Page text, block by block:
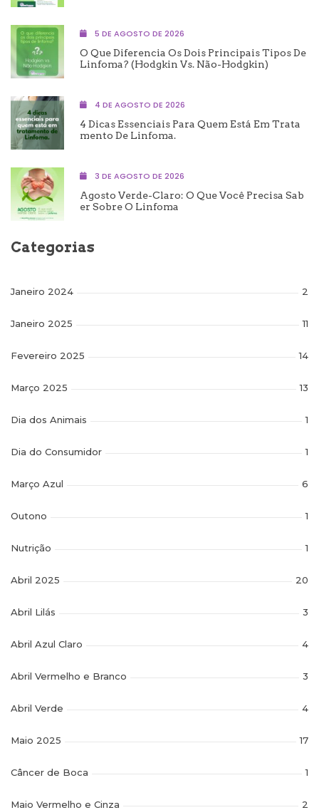
5 DE AGOSTO DE 2026
O Que Diferencia Os Dois Principais Tipos De
Linfoma? (Hodgkin Vs. Não-Hodgkin)
4 DE AGOSTO DE 2026
4 Dicas Essenciais Para Quem Está Em Trata
Mento De Linfoma.
3 DE AGOSTO DE 2026
Agosto Verde-Claro: O Que Você Precisa Sab
Er Sobre O Linfoma
Categorias
Janeiro 2024 2
Janeiro 2025 11
Fevereiro 2025 14
Março 2025 13
Dia dos Animais 1
Dia do Consumidor 1
Março Azul 6
Outono 1
Nutrição 1
Abril 2025 20
Abril Lilás 3
Abril Azul Claro 4
Abril Vermelho e Branco 3
Abril Verde 4
Maio 2025 17
Câncer de Boca 1
Maio Vermelho e Cinza 2